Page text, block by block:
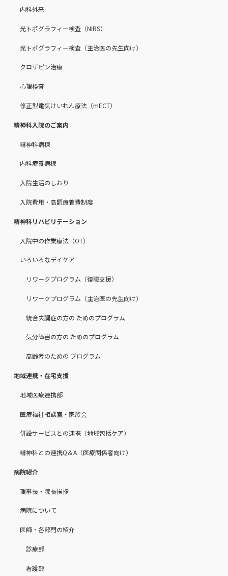
内科外来
光トポグラフィー検査（NIRS）
光トポグラフィー検査（主治医の先生向け）
クロザピン治療
心理検査
修正型電気けいれん療法（mECT）
精神科入院のご案内
精神科病棟
内科療養病棟
入院生活のしおり
入院費用・高額療養費制度
精神科リハビリテーション
入院中の作業療法（OT）
いろいろなデイケア
リワークプログラム（復職支援）
リワークプログラム（主治医の先生向け）
統合失調症の方の ためのプログラム
気分障害の方の ためのプログラム
高齢者のための プログラム
地域連携・在宅支援
地域医療連携部
医療福祉相談室・家族会
併設サービスとの連携（地域包括ケア）
精神科との連携Q＆A（医療関係者向け）
病院紹介
理事長・院長挨拶
病院について
医師・各部門の紹介
診療部
看護部